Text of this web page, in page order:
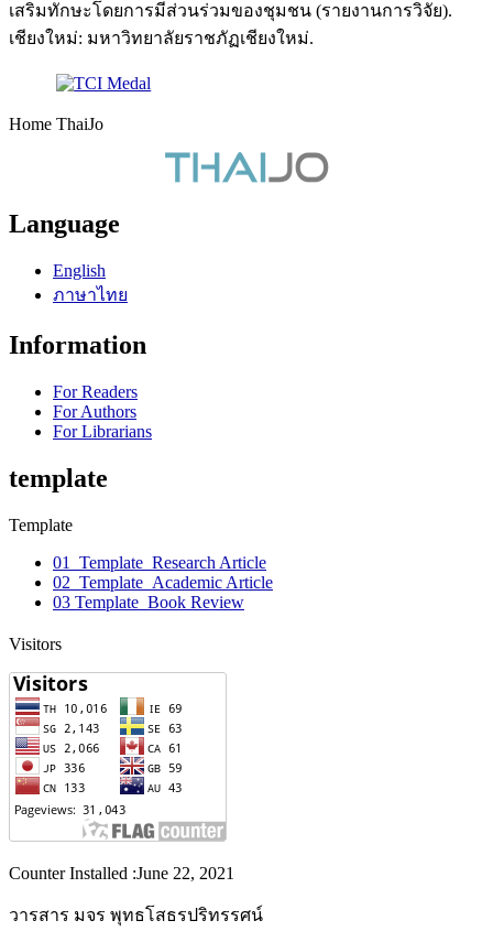
เสริมทักษะโดยการมีส่วนร่วมของชุมชน (รายงานการวิจัย).
เชียงใหม่: มหาวิทยาลัยราชภัฏเชียงใหม่.
Home ThaiJo
Language
English
ภาษาไทย
Information
For Readers
For Authors
For Librarians
template
Template
01_Template_Research Article
02_Template_Academic Article
03 Template_Book Review
Visitors
Counter Installed :June 22, 2021
วารสาร มจร พุทธโสธรปริทรรศน์